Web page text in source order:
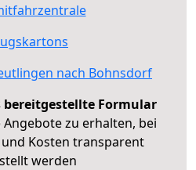
nach Bohnsdorf
bereitgestellte Formular
zu erhalten, bei
Kosten transparent
werden